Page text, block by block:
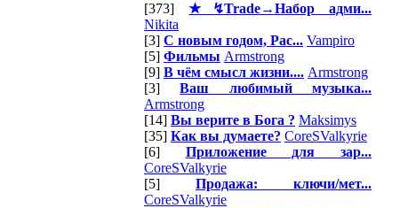
[373]★↯Trade→Набор адми...
Nikita
[3] С новым годом, Рас... Vampiro
[5] Фильмы Armstrong
[9] В чём смысл жизни.... Armstrong
[3]Ваш любимый музыка...
Armstrong
[14] Вы верите в Бога ? Maksimys
[35] Как вы думаете? CoreSValkyrie
[6] Приложение для зар...
CoreSValkyrie
[5] Продажа: ключи/мет...
CoreSValkyrie